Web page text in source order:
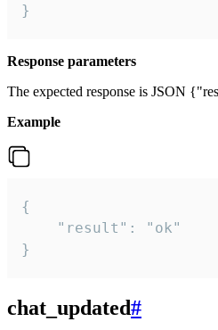
}
Response parameters
The expected response is JSON
Example
{
    "result": "ok"
}
chat_updated#